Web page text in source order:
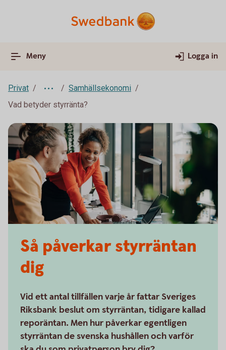
Meny Logga in
Privat
Samhällsekonomi
Vad betyder styrränta?
Så påverkar styrräntan
dig
Vid ett antal tillfällen varje år fattar Sveriges
Riksbank beslut om styrräntan, tidigare kallad
reporäntan. Men hur påverkar egentligen
styrräntan de svenska hushållen och varför